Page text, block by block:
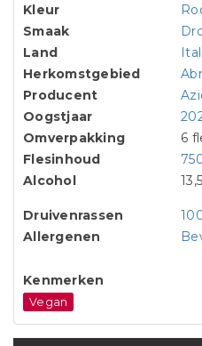
Kleur
Smaak
Land
Herkomstgebied
Producent
Oogstjaar
Omverpakking
6
Flesinhoud
Alcohol
Druivenrassen
Allergenen
Kenmerken
Vegan